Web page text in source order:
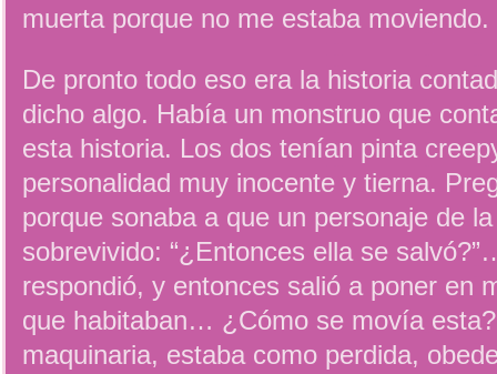
muerta porque no me estaba moviendo.
De pronto todo eso era la historia
dicho algo. Había un monstruo que
esta historia. Los dos tenían pinta
personalidad muy inocente y tierna.
porque sonaba a que un personaje de
sobrevivido: “¿Entonces ella se
respondió, y entonces salió a poner en
que habitaban… ¿Cómo se movía
maquinaria, estaba como perdida,